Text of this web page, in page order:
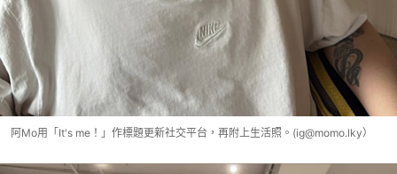
阿Mo用「It's me！」作標題更新社交平台，再附上生活照。(ig@momo.lky）